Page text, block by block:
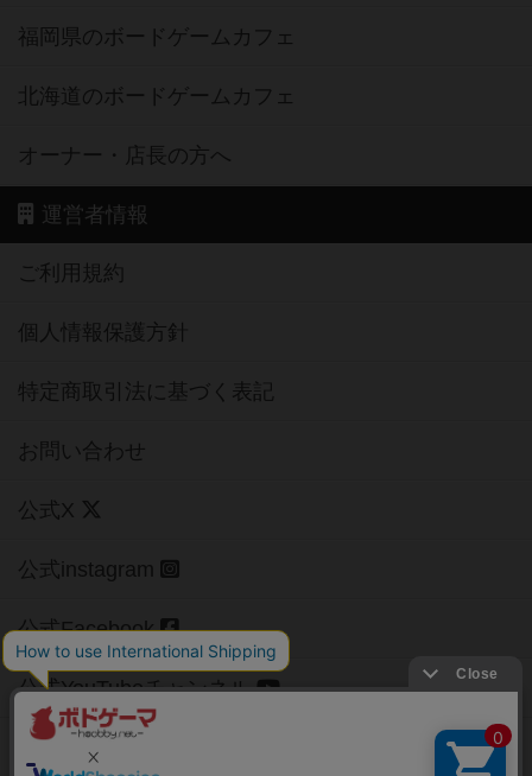
福岡県のボードゲームカフェ
北海道のボードゲームカフェ
オーナー・店長の方へ
運営者情報
ご利用規約
個人情報保護方針
特定商取引法に基づく表記
お問い合わせ
公式X
公式instagram
公式Facebook
公式YouTubeチャンネル